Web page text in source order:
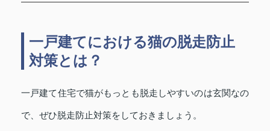
一戸建てにおける猫の脱走防止
対策とは？
一戸建て住宅で猫がもっとも脱走しやすいのは玄関なの
で、ぜひ脱走防止対策をしておきましょう。